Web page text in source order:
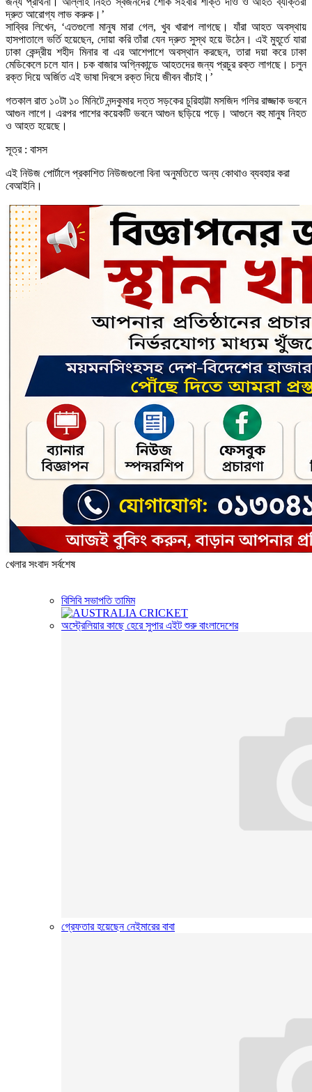
দ্রুত আরোগ্য লাভ করুক।’
সাব্বির লিখেন, ‘এতগুলো মানুষ মারা গেল, খুব খারাপ লাগছে। যাঁরা আহত অবস্থায়
হাসপাতালে ভর্তি হয়েছেন, দোয়া করি তাঁরা যেন দ্রুত সুস্থ হয়ে উঠেন। এই মুহূর্তে যারা
ঢাকা কেন্দ্রীয় শহীদ মিনার বা এর আশেপাশে অবস্থান করছেন, তারা দয়া করে ঢাকা
মেডিকেলে চলে যান। চক বাজার অগ্নিকান্ডে আহতদের জন্য প্রচুর রক্ত লাগছে। চলুন
রক্ত দিয়ে অর্জিত এই ভাষা দিবসে রক্ত দিয়ে জীবন বাঁচাই।’
গতকাল রাত ১০টা ১০ মিনিটে নন্দকুমার দত্ত সড়কের চুরিহাট্টা মসজিদ গলির রাজ্জাক ভবনে
আগুন লাগে। এরপর পাশের কয়েকটি ভবনে আগুন ছড়িয়ে পড়ে। আগুনে বহু মানুষ নিহত
ও আহত হয়েছে।
সূত্র : বাসস
এই নিউজ পোর্টালে প্রকাশিত নিউজগুলো বিনা অনুমতিতে অন্য কোথাও ব্যবহার করা
বেআইনি।
খেলার সংবাদ সর্বশেষ
বিসিবি সভাপতি তামিম
অস্ট্রেলিয়ার কাছে হেরে সুপার এইট শুরু বাংলাদেশের
গ্রেফতার হয়েছেন নেইমারের বাবা